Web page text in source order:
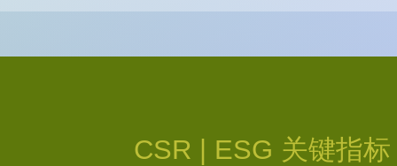
CSR | ESG 关键指标